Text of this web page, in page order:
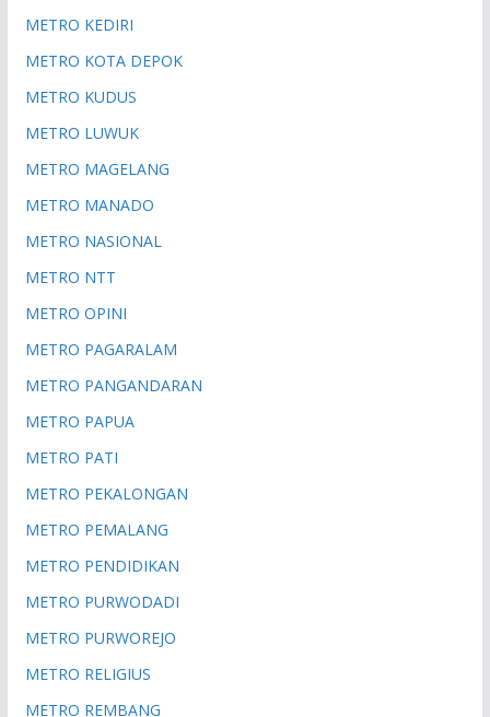
METRO KEDIRI
METRO KOTA DEPOK
METRO KUDUS
METRO LUWUK
METRO MAGELANG
METRO MANADO
METRO NASIONAL
METRO NTT
METRO OPINI
METRO PAGARALAM
METRO PANGANDARAN
METRO PAPUA
METRO PATI
METRO PEKALONGAN
METRO PEMALANG
METRO PENDIDIKAN
METRO PURWODADI
METRO PURWOREJO
METRO RELIGIUS
METRO REMBANG